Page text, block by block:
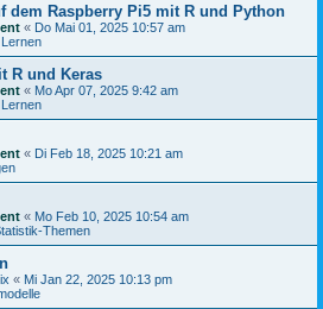
dem Raspberry Pi5 mit R und Python
« Do Mai 01, 2025 10:57 am
R und Keras
« Mo Apr 07, 2025 9:42 am
« Di Feb 18, 2025 10:21 am
« Mo Feb 10, 2025 10:54 am
Themen
« Mi Jan 22, 2025 10:13 pm